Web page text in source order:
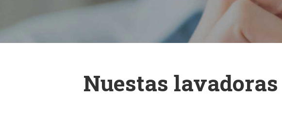
Nuestas